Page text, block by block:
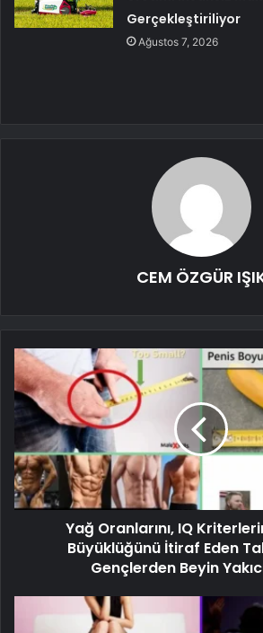
Gerçekleştiriliyor
Ağustos 7, 2026
CEM ÖZGÜR
Yağ Oranlarını, IQ
Büyüklüğünü İtiraf Eden
Gençlerden Beyin